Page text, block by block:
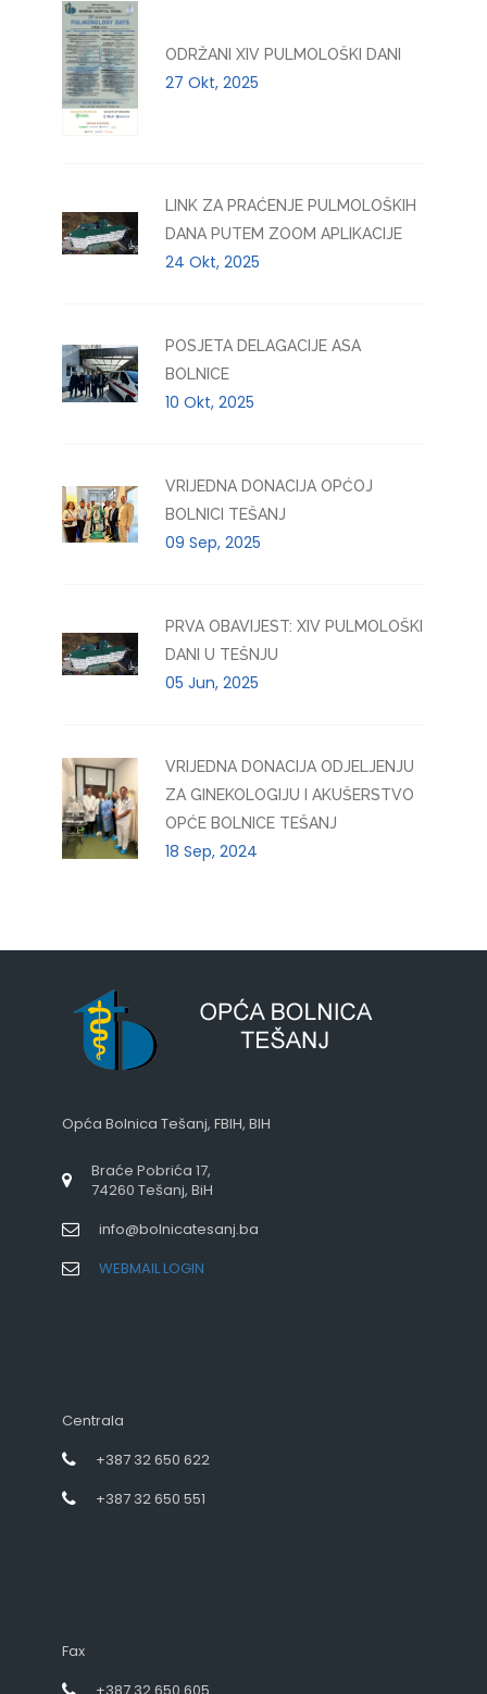
ODRŽANI XIV PULMOLOŠKI DANI
27 Okt, 2025
LINK ZA PRAĆENJE PULMOLOŠKIH
DANA PUTEM ZOOM APLIKACIJE
24 Okt, 2025
POSJETA DELAGACIJE ASA
BOLNICE
10 Okt, 2025
VRIJEDNA DONACIJA OPĆOJ
BOLNICI TEŠANJ
09 Sep, 2025
PRVA OBAVIJEST: XIV PULMOLOŠKI
DANI U TEŠNJU
05 Jun, 2025
VRIJEDNA DONACIJA ODJELJENJU
ZA GINEKOLOGIJU I AKUŠERSTVO
OPĆE BOLNICE TEŠANJ
18 Sep, 2024
Opća Bolnica Tešanj, FBIH, BIH
Braće Pobrića 17,
74260 Tešanj, BiH
info@bolnicatesanj.ba
WEBMAIL LOGIN
Centrala
+387 32 650 622
+387 32 650 551
Fax